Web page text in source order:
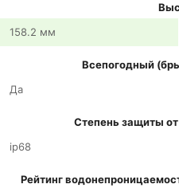
158.2 мм
Всепогодный
Да
Степень защиты
ip68
Рейтинг